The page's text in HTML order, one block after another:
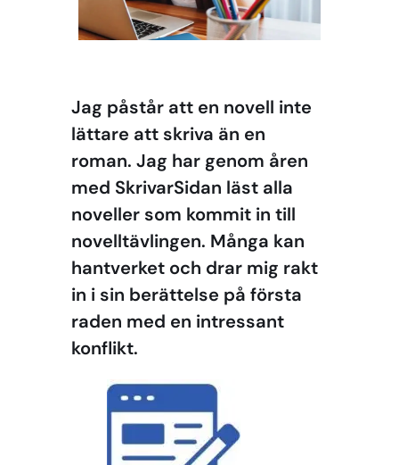
Jag påstår att en novell inte
lättare att skriva än en
roman. Jag har genom åren
med SkrivarSidan läst alla
noveller som kommit in till
novelltävlingen. Många kan
hantverket och drar mig rakt
in i sin berättelse på första
raden med en intressant
konflikt.